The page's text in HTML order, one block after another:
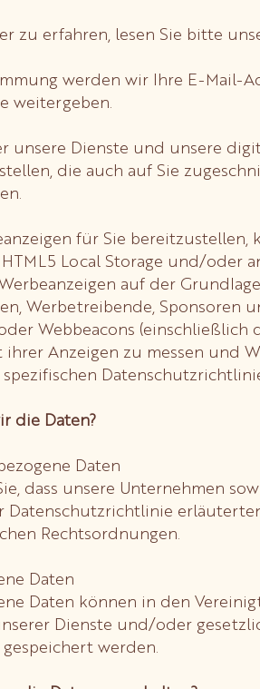
zu erfahren, lesen Sie bitte
werden wir Ihre E-Mail-
weitergeben.
unsere Dienste und unsere
die auch auf Sie
für Sie
Local Storage und/oder
auf der
Werbetreibende, Sponsoren
Webbeacons
ihrer Anzeigen zu messen und
die Daten?
Daten
dass unsere Unternehmen
Datenschutzrichtlinie
Rechtsordnungen.
Daten
Daten können in den
Dienste und/oder
werden.